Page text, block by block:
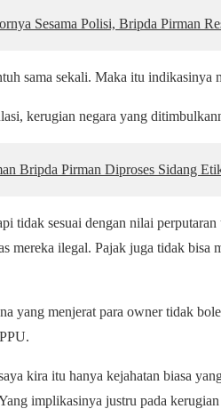
Sesama Polisi, Bripda Pirman
sama sekali. Maka itu indikasinya
kerugian negara yang
Bripda Pirman Diproses Sidang
tidak sesuai dengan nilai
mereka ilegal. Pajak juga tidak bisa
yang menjerat para owner tidak
kira itu hanya kejahatan biasa
implikasinya justru pada